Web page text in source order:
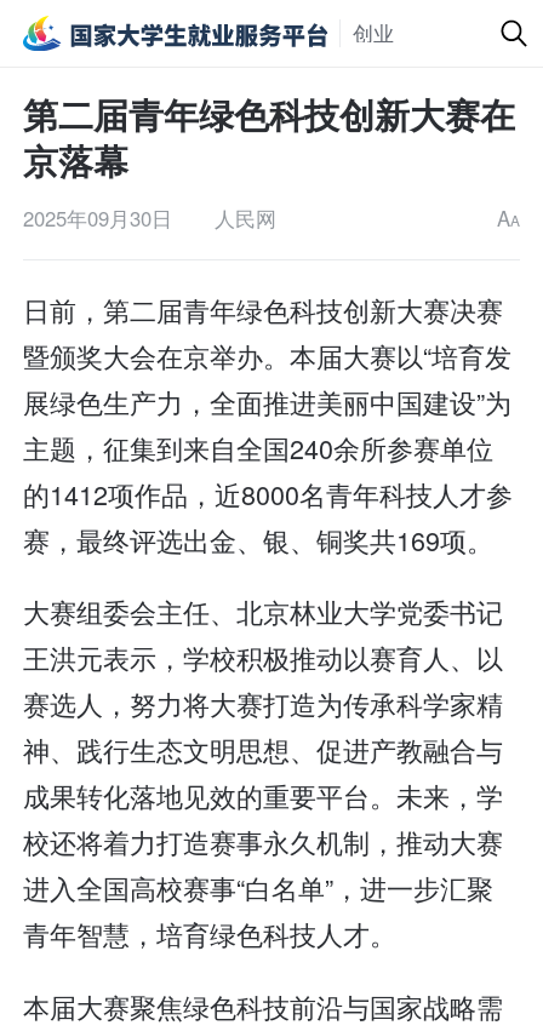
创业
第二届青年绿色科技创新大赛在
京落幕
2025年09月30日 人民网 AA
日前，第二届青年绿色科技创新大赛决赛
暨颁奖大会在京举办。本届大赛以“培育发
展绿色生产力，全面推进美丽中国建设”为
主题，征集到来自全国240余所参赛单位
的1412项作品，近8000名青年科技人才参
赛，最终评选出金、银、铜奖共169项。
大赛组委会主任、北京林业大学党委书记
王洪元表示，学校积极推动以赛育人、以
赛选人，努力将大赛打造为传承科学家精
神、践行生态文明思想、促进产教融合与
成果转化落地见效的重要平台。未来，学
校还将着力打造赛事永久机制，推动大赛
进入全国高校赛事“白名单”，进一步汇聚
青年智慧，培育绿色科技人才。
本届大赛聚焦绿色科技前沿与国家战略需